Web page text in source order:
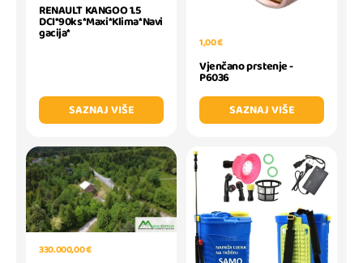
RENAULT KANGOO 1.5
DCI*90ks*Maxi*Klima*Navi
gacija*
SAZNAJ VIŠE
1,00 €
Vjenčano prstenje -
P6036
SAZNAJ VIŠE
330.000,00 €